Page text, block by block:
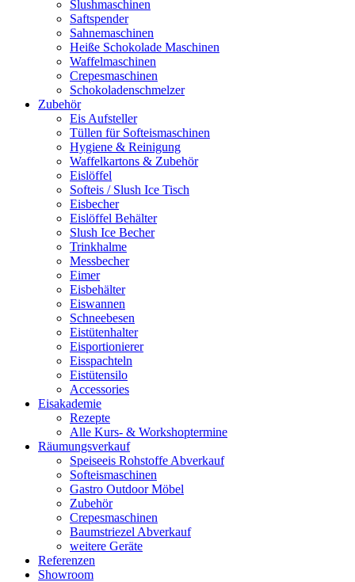
Slushmaschinen
Saftspender
Sahnemaschinen
Heiße Schokolade Maschinen
Waffelmaschinen
Crepesmaschinen
Schokoladenschmelzer
Zubehör
Eis Aufsteller
Tüllen für Softeismaschinen
Hygiene & Reinigung
Waffelkartons & Zubehör
Eislöffel
Softeis / Slush Ice Tisch
Eisbecher
Eislöffel Behälter
Slush Ice Becher
Trinkhalme
Messbecher
Eimer
Eisbehälter
Eiswannen
Schneebesen
Eistütenhalter
Eisportionierer
Eisspachteln
Eistütensilo
Accessories
Eisakademie
Rezepte
Alle Kurs- & Workshoptermine
Räumungsverkauf
Speiseeis Rohstoffe Abverkauf
Softeismaschinen
Gastro Outdoor Möbel
Zubehör
Crepesmaschinen
Baumstriezel Abverkauf
weitere Geräte
Referenzen
Showroom